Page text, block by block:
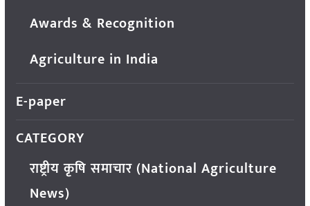
Awards & Recognition
Agriculture in India
E-paper
CATEGORY
राष्ट्रीय कृषि समाचार (National Agriculture
News)